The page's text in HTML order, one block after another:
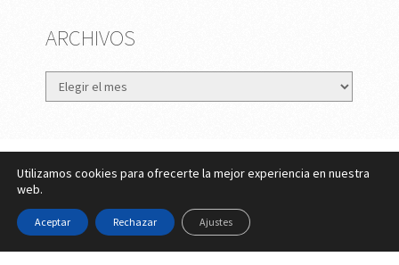
ARCHIVOS
Archivos
eMujer.com
Copyright © 2026.
Contactar ||Datos Legales y Privacidad
Cookies
Utilizamos cookies para ofrecerte la mejor experiencia en nuestra
web.
Aceptar Rechazar Ajustes